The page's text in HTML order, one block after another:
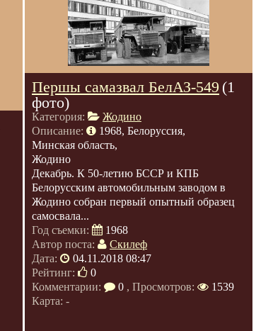
Першы самазвал БелАЗ-549 (1
фото)
Категория:
Жодино
Описание:
1968, Белоруссия,
Минская область,
Жодино
Декабрь. К 50-летию БССР и КПБ
Белорусским автомобильным заводом в
Жодино собран первый опытный образец
самосвала...
Год съемки:
1968
Автор поста:
Скилеф
Дата:
04.11.2018 08:47
Рейтинг:
0
Комментарии:
0 , Просмотров:
1539
Карта: -